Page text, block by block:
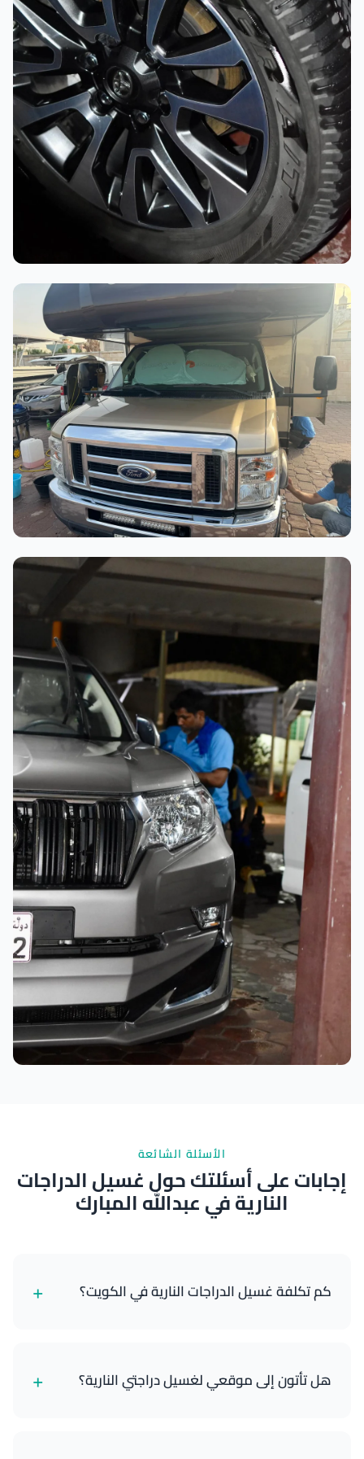
أثناء العمل
عملية الغسيل
الأسئلة الشائعة
إجابات على أسئلتك حول غسيل الدراجات
النارية في عبدالله المبارك
كم تكلفة غسيل الدراجات النارية في الكويت؟ +
للتفصيل المتميز الكامل. تعتمد الأسعار على نوع دراجتك
هل تأتون إلى موقعي لغسيل دراجتي النارية؟ +